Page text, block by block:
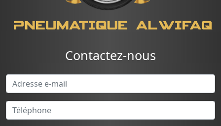
Contactez-nous